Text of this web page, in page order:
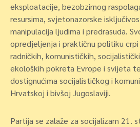
eksploatacije, bezobzirnog
resursima, svjetonazorske
manipulacija ljudima i predrasuda.
opredjeljenja i praktičnu politiku
radničkih, komunističkih,
ekoloških pokreta Evrope i svijeta
dostignućima socijalističkog i
Hrvatskoj i bivšoj Jugoslaviji.
Partija se zalaže za socijalizam 21.